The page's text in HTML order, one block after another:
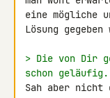
eine mögliche
Lösung gegeben
> Die von Dir
schon geläufig.
Sah aber nicht